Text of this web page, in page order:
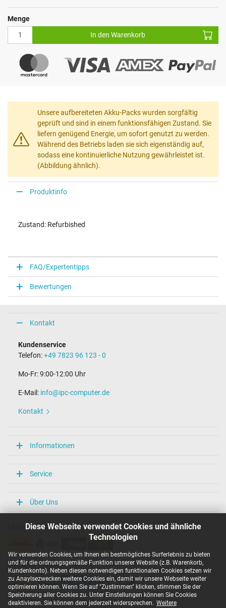
Diese Webseite verwendet Cookies und ähnliche
Technologien
Wir verwenden Cookies, um Ihnen ein bestmögliches Surferlebnis zu bieten
und für die ordnungsgemäße Funktion unserer Website (z.B. Warenkorb,
Kundenkonto). Neben diesen notwendigen funktionalen Cookies setzen wir
zu Anaylsezwecken weitere Cookies ein, damit wir unsere Webseite weiter
optimieren können. Wenn Sie auf "Zustimmen" klicken, stimmen Sie der
Speicherung aller Cookies zu. Unter Einstellungen können Sie Cookies
deaktivieren. Sie können dem jederzeit widersprechen. Weitere
Menge
In den Warenkorb
Unsere aufbereiteten Akku-Packs wurden sorgfältig
geprüft und sind in einem funktionsfähigen Zustand. Sie
liefern genügend Energie, um sofort genutzt zu werden.
Während des Betriebs laden sie sich eigenständig auf,
sodass eine kontinuierliche Nutzung gewährleistet ist.
(Abbildung ähnlich).
Produktinfo
Zustand: Refurbished
FAQ/Expertentipps
Bewertungen
Kontakt
Kundenservice
Telefon:+49 7823 96 123 - 0
Mo-Fr: 9:00-12:00 Uhr
E-Mail: info@ipc-computer.de
Kontakt
Informationen
Service
Über Uns
Unsere Versandarten
Unsere Zahlarten